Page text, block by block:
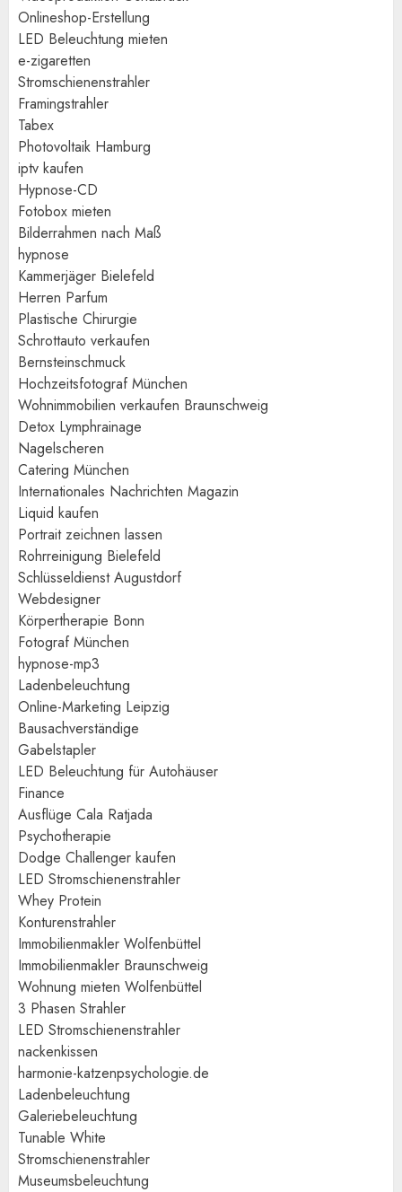
Onlineshop-Erstellung
LED Beleuchtung mieten
e-zigaretten
Stromschienenstrahler
Framingstrahler
Tabex
Photovoltaik Hamburg
iptv kaufen
Hypnose-CD
Fotobox mieten
Bilderrahmen nach Maß
hypnose
Kammerjäger Bielefeld
Herren Parfum
Plastische Chirurgie
Schrottauto verkaufen
Bernsteinschmuck
Hochzeitsfotograf München
Wohnimmobilien verkaufen Braunschweig
Detox Lymphrainage
Nagelscheren
Catering München
Internationales Nachrichten Magazin
Liquid kaufen
Portrait zeichnen lassen
Rohrreinigung Bielefeld
Schlüsseldienst Augustdorf
Webdesigner
Körpertherapie Bonn
Fotograf München
hypnose-mp3
Ladenbeleuchtung
Online-Marketing Leipzig
Bausachverständige
Gabelstapler
LED Beleuchtung für Autohäuser
Finance
Ausflüge Cala Ratjada
Psychotherapie
Dodge Challenger kaufen
LED Stromschienenstrahler
Whey Protein
Konturenstrahler
Immobilienmakler Wolfenbüttel
Immobilienmakler Braunschweig
Wohnung mieten Wolfenbüttel
3 Phasen Strahler
LED Stromschienenstrahler
nackenkissen
harmonie-katzenpsychologie.de
Ladenbeleuchtung
Galeriebeleuchtung
Tunable White
Stromschienenstrahler
Museumsbeleuchtung